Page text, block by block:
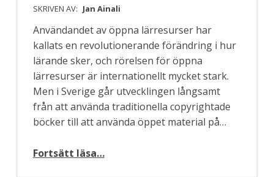
SKRIVEN AV: Jan Ainali
Användandet av öppna lärresurser har
kallats en revolutionerande förändring i hur
lärande sker, och rörelsen för öppna
lärresurser är internationellt mycket stark.
Men i Sverige går utvecklingen långsamt
från att använda traditionella copyrightade
böcker till att använda öppet material på…
Fortsätt läsa“Wikimedia Sverige jobbar för öppna lärresurser i skolan”
…